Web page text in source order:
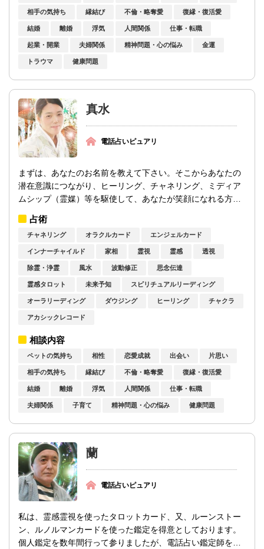
相手の気持ち 縁結び 不倫・略奪愛 復縁・復活愛
結婚 離婚 浮気 人間関係 仕事・転職
起業・開業 夫婦関係 精神問題・心の悩み 金運
トラウマ 健康問題
真水
電話占いピュアリ
まずは、あなたのお名前を教えて下さい。そこからあなたの
潜在意識につながり、ヒーリング、チャネリング、ミディア
ムシップ（霊媒）等を駆使して、あなたが笑顔になれる方法
占術
チャネリング オラクルカード エンジェルカード
インナーチャイルド 家相 霊視 霊感 透視
除霊・浄霊 風水 波動修正 思念伝達
霊感タロット 未来予知 スピリチュアルリーディング
オーラリーディング ダウジング ヒーリング チャクラ
アカシックレコード
相談内容
ペットの気持ち 相性 恋愛成就 出会い 片思い
相手の気持ち 縁結び 不倫・略奪愛 復縁・復活愛
結婚 離婚 浮気 人間関係 仕事・転職
夫婦関係 子育て 精神問題・心の悩み 健康問題
蘭
電話占いピュアリ
私は、霊感霊視を使ったタロットカード、又、ルーンストー
ン、ルノルマンカードを使った鑑定を得意としております。
個人鑑定を数年間行って参りましたが、電話占い鑑定師を志